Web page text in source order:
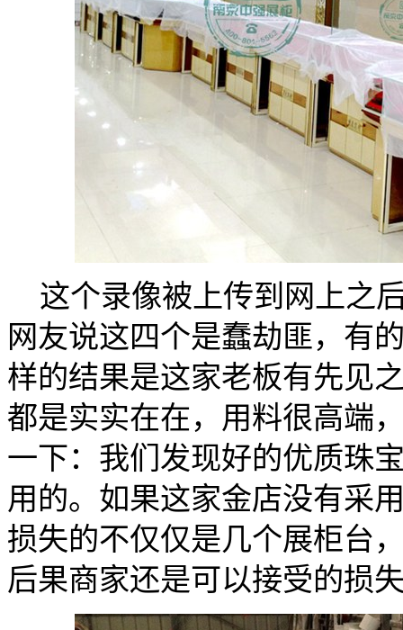
这个录像被上传到网上之
网友说这四个是蠢劫匪，有
样的结果是这家老板有先见
都是实实在在，用料很高端
一下：我们发现好的优质珠
用的。如果这家金店没有采
损失的不仅仅是几个展柜台
后果商家还是可以接受的损